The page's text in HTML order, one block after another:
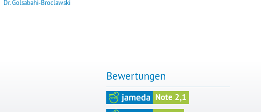
Dr. Golsabahi-Broclawski
Bewertungen
Note 2,1